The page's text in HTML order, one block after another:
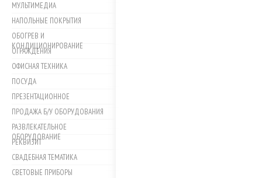
МУЛЬТИМЕДИА
НАПОЛЬНЫЕ ПОКРЫТИЯ
ОБОГРЕВ И
КОНДИЦИОНИРОВАНИЕ
ОГРАЖДЕНИЯ
ОФИСНАЯ ТЕХНИКА
ПОСУДА
ПРЕЗЕНТАЦИОННОЕ
ПРОДАЖА Б/У ОБОРУДОВАНИЯ
РАЗВЛЕКАТЕЛЬНОЕ
ОБОРУДОВАНИЕ
РЕКВИЗИТ
СВАДЕБНАЯ ТЕМАТИКА
СВЕТОВЫЕ ПРИБОРЫ